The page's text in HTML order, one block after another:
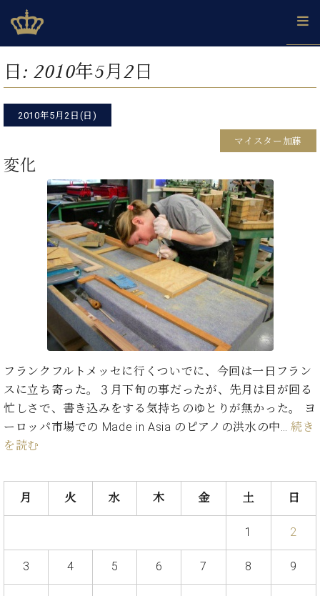
to
content
ベヒシュタインジャパン公式サイト
BECHSTEIN JAPAN Official Site
タ
ロ
グ
ベ
ヒ
イ
ン
コ
ン
サ
ー
ト /
C.
ベ
ヒ
シ
ュ
タ
イ
ン
レ
示
ベ
ヒ
シ
イ
こ
と
音
色
チ
ュ
ュ
イ
ン
の
秘
ド
イ
ツ
器
ヒ
ス
ト
リ
ー
ニ
ュ
ス・
ベ
メ
ル
マ
員
お
知
ら
せ
(入
等)
リ
シ
イ
音
し
い！
と
い
は、
営
企
業
情
採
サ
会
員
ヒ
シ
ュ
ン・
日: 2010年5月2日
2010年5月2日(日)
マイスター加藤
変化
フランクフルトメッセに行くついでに、今回は一日フラン
スに立ち寄った。３月下旬の事だったが、先月は目が回る
忙しさで、書き込みをする気持ちのゆとりが無かった。 ヨ
ーロッパ市場での Made in Asia のピアノの洪水の中…続き
を読む
月 火 水 木 金 土 日
1 2
3 4 5 6 7 8 9